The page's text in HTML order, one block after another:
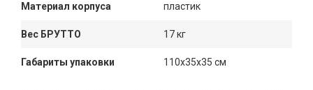
Материал корпуса пластик
Вес БРУТТО 17 кг
Габариты упаковки 110x35x35 см